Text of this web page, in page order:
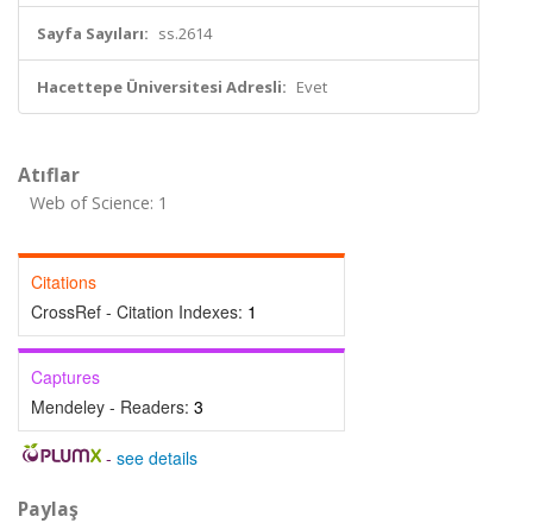
Sayfa Sayıları: ss.2614
Hacettepe Üniversitesi Adresli: Evet
Atıflar
Web of Science: 1
Citations
CrossRef - Citation Indexes: 1
Captures
Mendeley - Readers: 3
- see details
Paylaş